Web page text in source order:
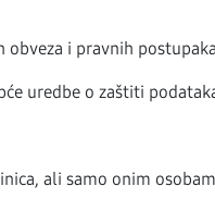
i pravnih
uredbe o zaštiti
ali samo onim